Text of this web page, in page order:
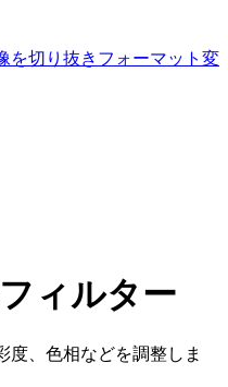
を切り抜き フォーマット変
ィルター
度、色相などを調整しま